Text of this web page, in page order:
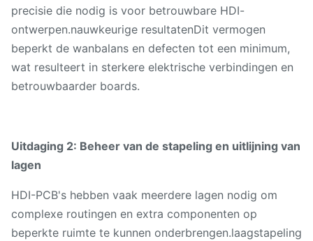
precisie die nodig is voor betrouwbare HDI-
ontwerpen.nauwkeurige resultatenDit vermogen
beperkt de wanbalans en defecten tot een minimum,
wat resulteert in sterkere elektrische verbindingen en
betrouwbaarder boards.
Uitdaging 2: Beheer van de stapeling en uitlijning van
lagen
HDI-PCB's hebben vaak meerdere lagen nodig om
complexe routingen en extra componenten op
beperkte ruimte te kunnen onderbrengen.laagstapeling